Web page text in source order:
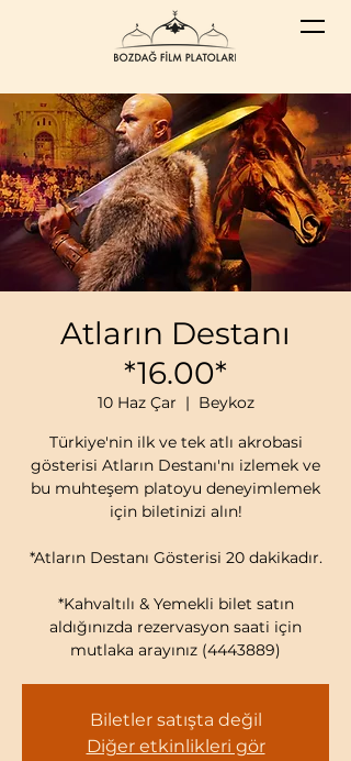
Atların Destanı
*16.00*
10 Haz Çar
  |
Beykoz
Türkiye'nin ilk ve tek atlı akrobasi
gösterisi Atların Destanı'nı izlemek ve
bu muhteşem platoyu deneyimlemek
için biletinizi alın!
*Atların Destanı Gösterisi 20 dakikadır.
*Kahvaltılı & Yemekli bilet satın
aldığınızda rezervasyon saati için
mutlaka arayınız (4443889)
Biletler satışta değil
Diğer etkinlikleri gör